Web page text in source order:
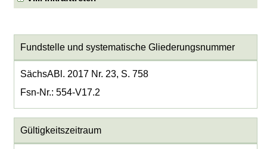
Fundstelle und systematische Gliederungsnummer
SächsABl. 2017 Nr. 23, S. 758
Fsn-Nr.: 554-V17.2
Gültigkeitszeitraum